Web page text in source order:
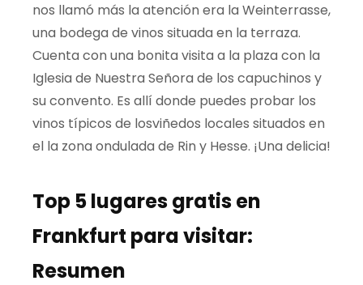
nos llamó más la atención era la Weinterrasse,
una bodega de vinos situada en la terraza.
Cuenta con una bonita visita a la plaza con la
Iglesia de Nuestra Señora de los capuchinos y
su convento. Es allí donde puedes probar los
vinos típicos de losviñedos locales situados en
el la zona ondulada de Rin y Hesse. ¡Una delicia!
Top 5 lugares gratis en
Frankfurt para visitar:
Resumen